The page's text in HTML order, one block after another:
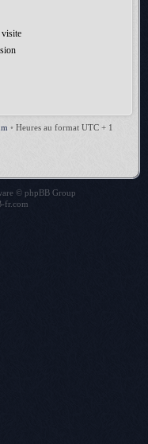
visite
• Heures au format UTC + 1
© phpBB Group
fr.com